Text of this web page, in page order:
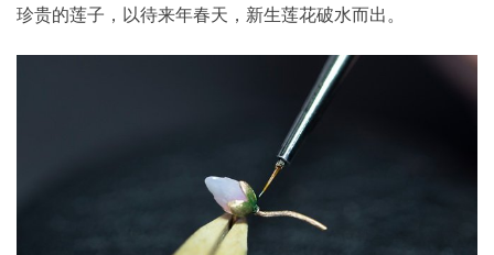
珍贵的莲子，以待来年春天，新生莲花破水而出。